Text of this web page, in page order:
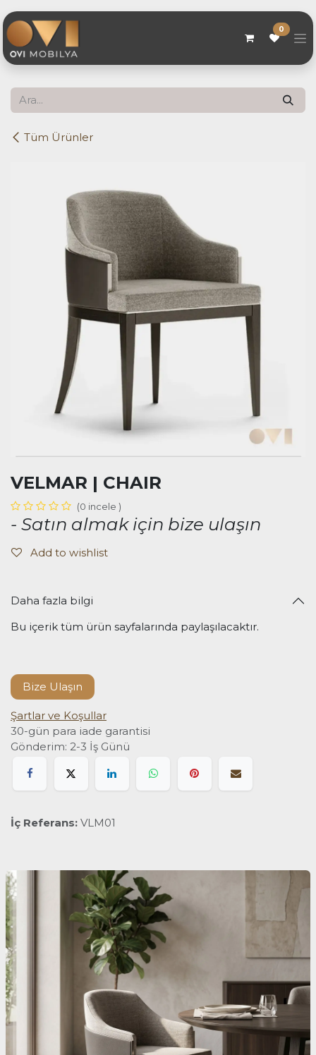
0
Tüm Ürünler
VELMAR | CHAIR
(0 incele )
- Satın almak için bize ulaşın
Add to wishlist
Daha fazla bilgi
Bu içerik tüm ürün sayfalarında paylaşılacaktır.
Bize Ulaşın
Şartlar ve Koşullar
30-gün para iade garantisi
Gönderim: 2-3 İş Günü
İç Referans: VLM01